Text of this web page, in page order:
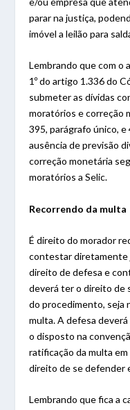
parar na justiça,
imóvel a leilão para
Lembrando que com o
1º do artigo 1.336 do
submeter as dívidas
moratórios e correção
395, parágrafo único, e
ausência de previsão
correção monetária
moratórios a Selic.
Recorrendo da multa
É direito do morador
contestar diretamente
direito de defesa e
deverá ter o direito de
do procedimento, seja
multa. A defesa
o disposto na
ratificação da multa
direito de se defender
Lembrando que fica a